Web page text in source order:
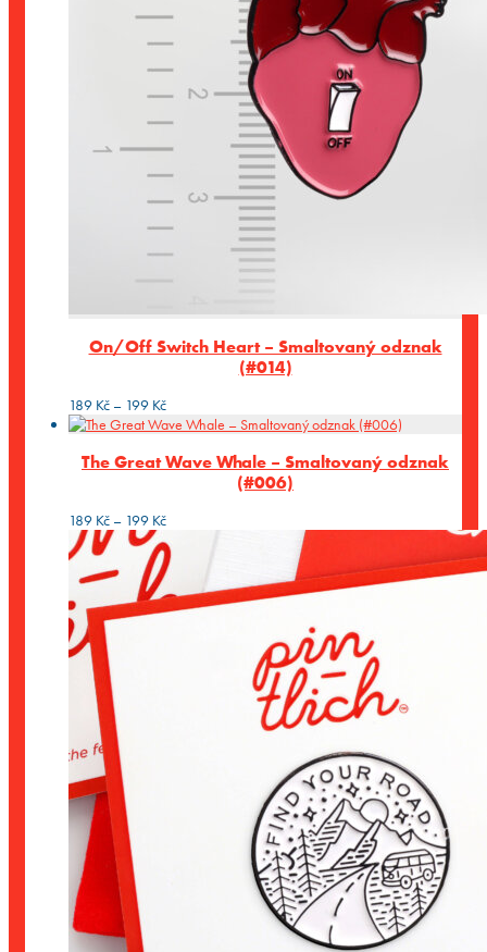
On/Off Switch Heart – Smaltovaný odznak
(#014)
189 Kč – 199 KčRozpětí
cen:
až
The Great Wave Whale – Smaltovaný odznak
(#006)
189 Kč – 199 KčRozpětí
cen:
189 Kč
až
199 Kč